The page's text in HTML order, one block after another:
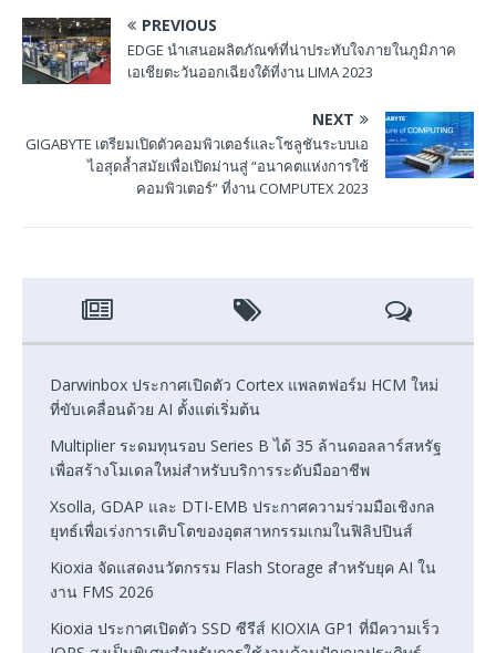
PREVIOUS
EDGE นำเสนอผลิตภัณฑ์ที่น่าประทับใจภายในภูมิภาค
เอเชียตะวันออกเฉียงใต้ที่งาน LIMA 2023
NEXT
GIGABYTE เตรียมเปิดตัวคอมพิวเตอร์และโซลูชันระบบเอ
ไอสุดล้ำสมัยเพื่อเปิดม่านสู่ “อนาคตแห่งการใช้
คอมพิวเตอร์” ที่งาน COMPUTEX 2023
Darwinbox ประกาศเปิดตัว Cortex แพลตฟอร์ม HCM ใหม่
ที่ขับเคลื่อนด้วย AI ตั้งแต่เริ่มต้น
Multiplier ระดมทุนรอบ Series B ได้ 35 ล้านดอลลาร์สหรัฐ
เพื่อสร้างโมเดลใหม่สำหรับบริการระดับมืออาชีพ
Xsolla, GDAP และ DTI-EMB ประกาศความร่วมมือเชิงกล
ยุทธ์เพื่อเร่งการเติบโตของอุตสาหกรรมเกมในฟิลิปปินส์
Kioxia จัดแสดงนวัตกรรม Flash Storage สำหรับยุค AI ใน
งาน FMS 2026
Kioxia ประกาศเปิดตัว SSD ซีรีส์ KIOXIA GP1 ที่มีความเร็ว